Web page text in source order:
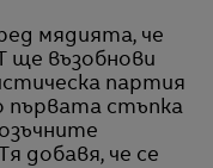
мядията, че
ще възобнови
партия
първата стъпка
добавя, че се